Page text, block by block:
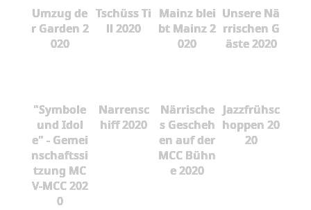
Umzug de
r Garden 2
020
Tschüss Ti
ll 2020
Mainz blei
bt Mainz 2
020
Unsere Nä
rrischen G
äste 2020
"Symbole
und Idol
e" - Gemei
nschaftssi
tzung MC
V-MCC 202
0
Narrensc
hiff 2020
Närrische
s Gescheh
en auf der
MCC Bühn
e 2020
Jazzfrühsc
hoppen 20
20